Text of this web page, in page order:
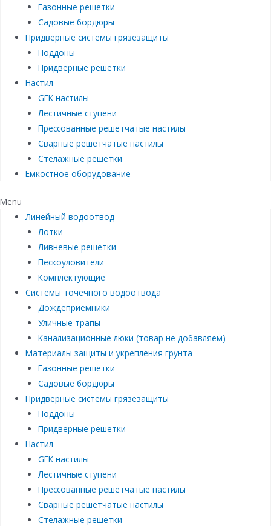
Газонные решетки
Садовые бордюры
Придверные системы грязезащиты
Поддоны
Придверные решетки
Настил
GFK настилы
Лестичные ступени
Прессованные решетчатые настилы
Сварные решетчатые настилы
Стелажные решетки
Емкостное оборудование
Menu
Линейный водоотвод
Лотки
Ливневые решетки
Пескоуловители
Комплектующие
Системы точечного водоотвода
Дождеприемники
Уличные трапы
Канализационные люки (товар не добавляем)
Материалы защиты и укрепления грунта
Газонные решетки
Садовые бордюры
Придверные системы грязезащиты
Поддоны
Придверные решетки
Настил
GFK настилы
Лестичные ступени
Прессованные решетчатые настилы
Сварные решетчатые настилы
Стелажные решетки